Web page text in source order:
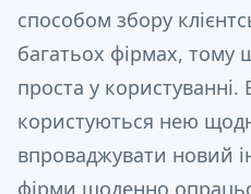
способом збору
багатьох фірмах, тому
проста у користуванні.
користуються нею
впроваджувати новий
фірми щоденно